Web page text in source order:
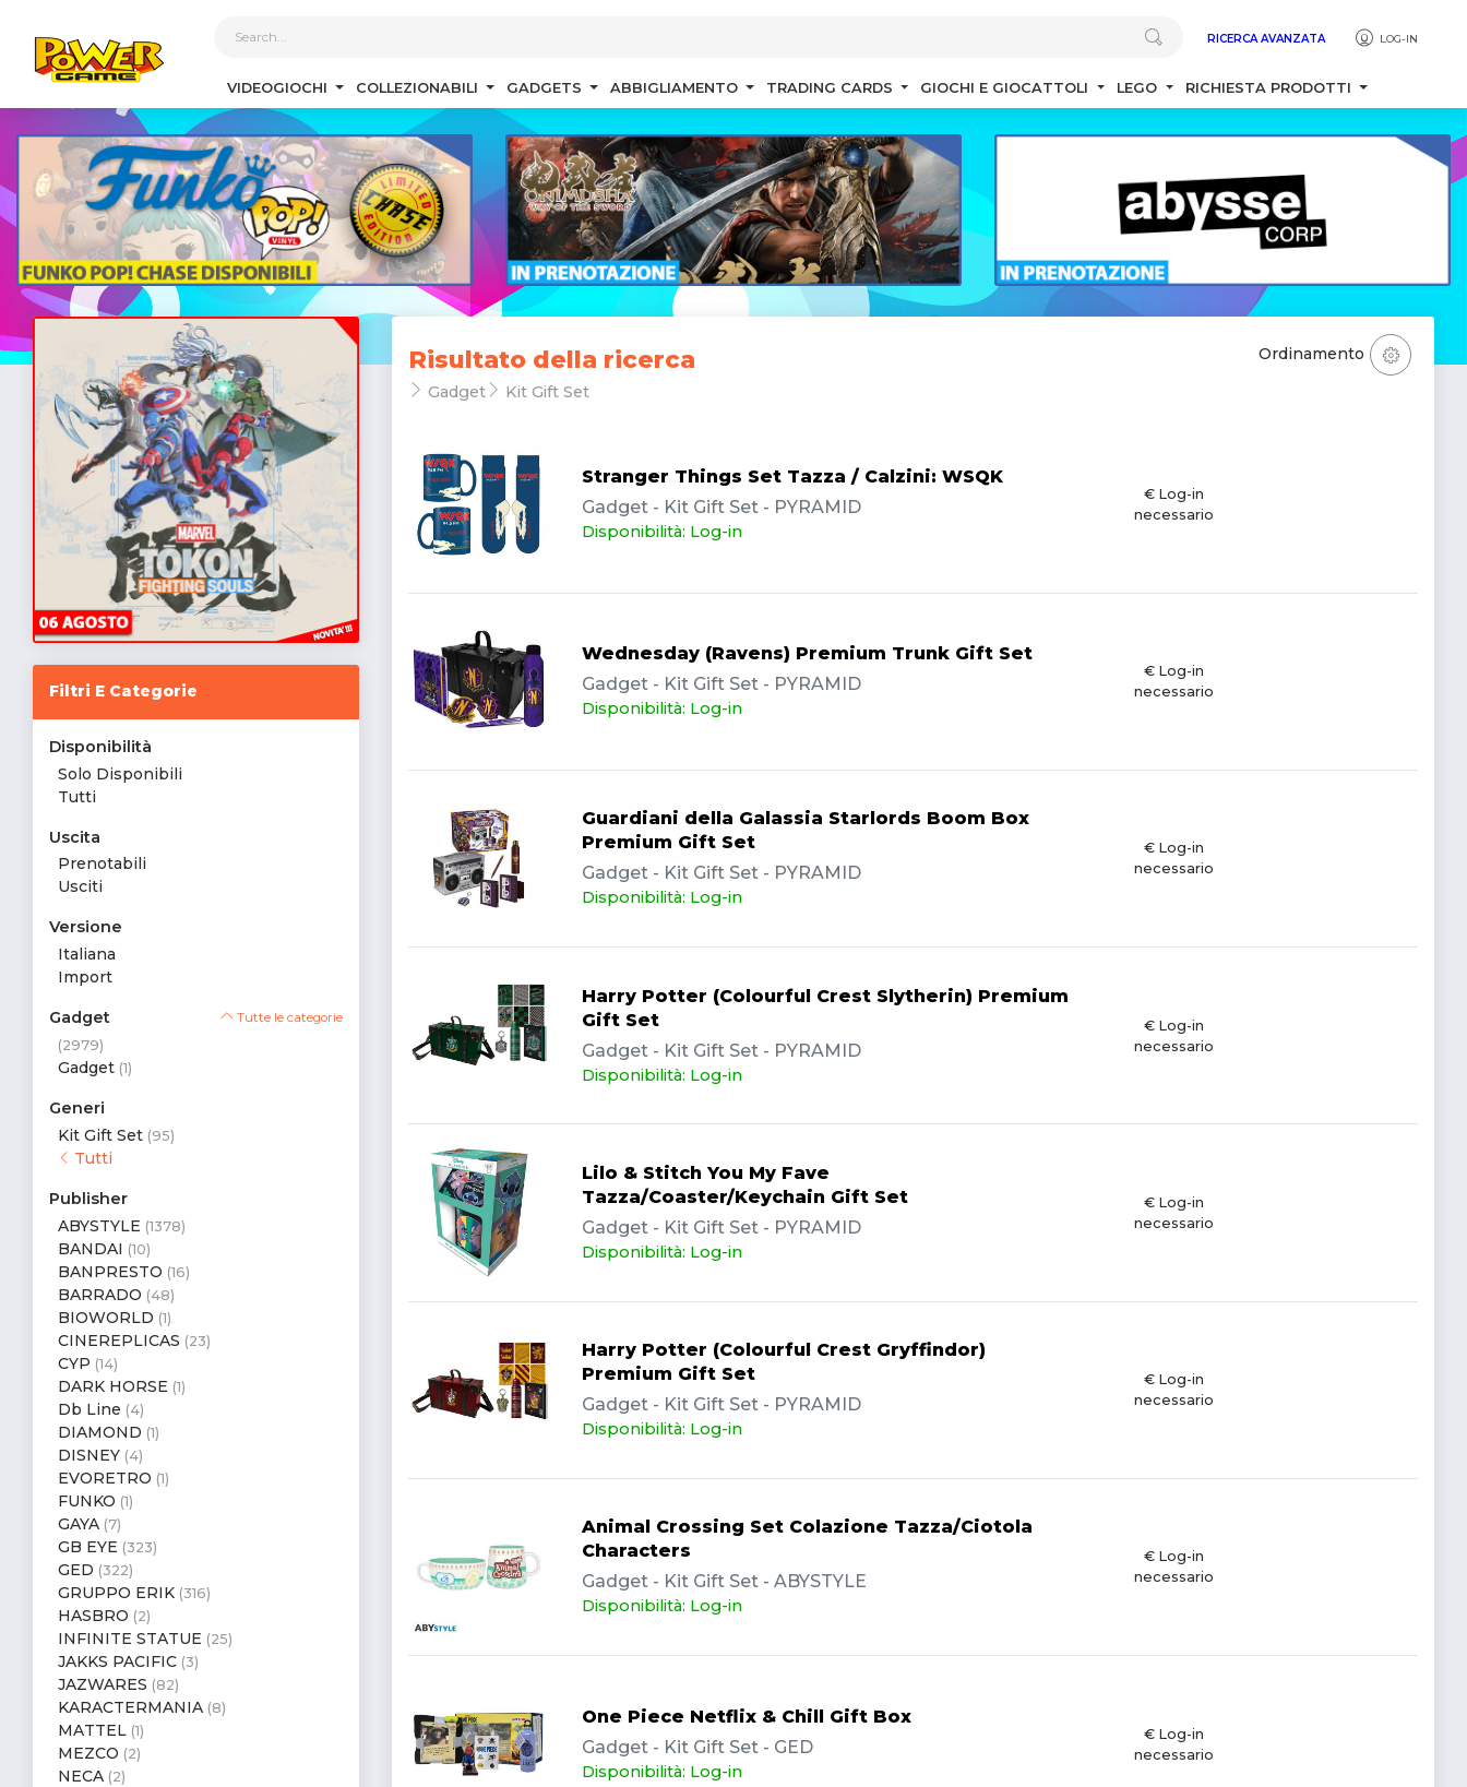
RICERCA AVANZATA LOG-IN
VIDEOGIOCHI COLLEZIONABILI GADGETS ABBIGLIAMENTO TRADING CARDS GIOCHI E GIOCATTOLI LEGO RICHIESTA PRODOTTI
Filtri E Categorie
Disponibilità
Solo Disponibili
Tutti
Uscita
Prenotabili
Usciti
Versione
Italiana
Import
Gadget Tutte le categorie
(2979)
Gadget (1)
Generi
Kit Gift Set (95)
Tutti
Publisher
ABYSTYLE (1378)
BANDAI (10)
BANPRESTO (16)
BARRADO (48)
BIOWORLD (1)
CINEREPLICAS (23)
CYP (14)
DARK HORSE (1)
Db Line (4)
DIAMOND (1)
DISNEY (4)
EVORETRO (1)
FUNKO (1)
GAYA (7)
GB EYE (323)
GED (322)
GRUPPO ERIK (316)
HASBRO (2)
INFINITE STATUE (25)
JAKKS PACIFIC (3)
JAZWARES (82)
KARACTERMANIA (8)
MATTEL (1)
MEZCO (2)
NECA (2)
Risultato della ricerca
Gadget Kit Gift Set
Ordinamento
Stranger Things Set Tazza / Calzini: WSQK
Gadget - Kit Gift Set - PYRAMID
Disponibilità: Log-in
€ Log-in
necessario
Wednesday (Ravens) Premium Trunk Gift Set
Gadget - Kit Gift Set - PYRAMID
Disponibilità: Log-in
€ Log-in
necessario
Guardiani della Galassia Starlords Boom Box
Premium Gift Set
Gadget - Kit Gift Set - PYRAMID
Disponibilità: Log-in
€ Log-in
necessario
Harry Potter (Colourful Crest Slytherin) Premium
Gift Set
Gadget - Kit Gift Set - PYRAMID
Disponibilità: Log-in
€ Log-in
necessario
Lilo & Stitch You My Fave
Tazza/Coaster/Keychain Gift Set
Gadget - Kit Gift Set - PYRAMID
Disponibilità: Log-in
€ Log-in
necessario
Harry Potter (Colourful Crest Gryffindor)
Premium Gift Set
Gadget - Kit Gift Set - PYRAMID
Disponibilità: Log-in
€ Log-in
necessario
Animal Crossing Set Colazione Tazza/Ciotola
Characters
Gadget - Kit Gift Set - ABYSTYLE
Disponibilità: Log-in
€ Log-in
necessario
One Piece Netflix & Chill Gift Box
Gadget - Kit Gift Set - GED
Disponibilità: Log-in
€ Log-in
necessario